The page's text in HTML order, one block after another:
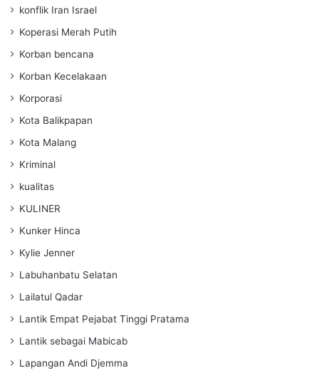
konflik Iran Israel
Koperasi Merah Putih
Korban bencana
Korban Kecelakaan
Korporasi
Kota Balikpapan
Kota Malang
Kriminal
kualitas
KULINER
Kunker Hinca
Kylie Jenner
Labuhanbatu Selatan
Lailatul Qadar
Lantik Empat Pejabat Tinggi Pratama
Lantik sebagai Mabicab
Lapangan Andi Djemma